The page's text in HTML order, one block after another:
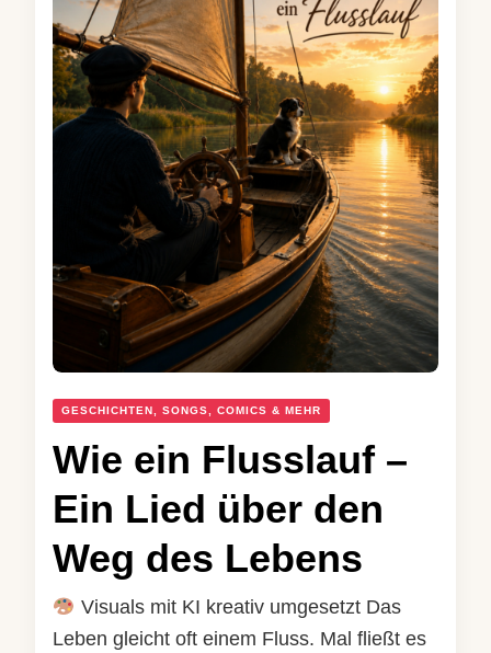
GESCHICHTEN, SONGS, COMICS & MEHR
Wie ein Flusslauf –
Ein Lied über den
Weg des Lebens
Visuals mit KI kreativ umgesetzt Das
Leben gleicht oft einem Fluss. Mal fließt es